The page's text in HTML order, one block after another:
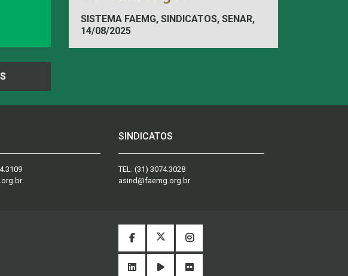
SISTEMA FAEMG, SINDICATOS, SENAR,
INAES, FAEMG
14/08/2025
SINDICATOS
TEL: (31) 3074.3028
asind@faemg.org.br